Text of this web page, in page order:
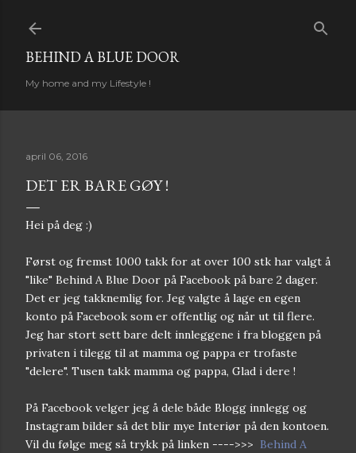
BEHIND A BLUE DOOR
My home and my Lifestyle !
april 06, 2016
DET ER BARE GØY !
Hei på deg :)
Først og fremst 1000 takk for at over 100 stk har valgt å
"like" Behind A Blue Door på Facebook på bare 2 dager.
Det er jeg takknemlig for. Jeg valgte å lage en egen
konto på Facebook som er offentlig og når ut til flere.
Jeg har stort sett bare delt innleggene i fra bloggen på
privaten i tilegg til at mamma og pappa er trofaste
"delere". Tusen takk mamma og pappa, Glad i dere !
På Facebook velger jeg å dele både Blogg innlegg og
Instagram bilder så det blir mye Interiør på den kontoen.
Vil du følge meg så trykk på linken ---->>> Behind A